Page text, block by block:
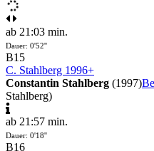
ab 21:03 min.
Dauer: 0'52''
B15
C. Stahlberg 1996+
Constantin Stahlberg (1997)
Stahlberg)
ab 21:57 min.
Dauer: 0'18''
B16